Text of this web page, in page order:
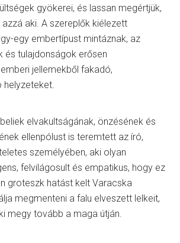
gyökerei, és lassan megértjük,
aki. A szereplők kiélezett
egy embertípust mintáznak, az
és tulajdonságok erősen
jellemekből fakadó,
helyzeteket.
elvakultságának, önzésének és
ellenpólust is teremtett az író,
személyében, aki olyan
felvilágosult és empatikus, hogy ez
groteszk hatást kelt Varacska
megmenteni a falu elveszett lelkeit,
megy tovább a maga útján.